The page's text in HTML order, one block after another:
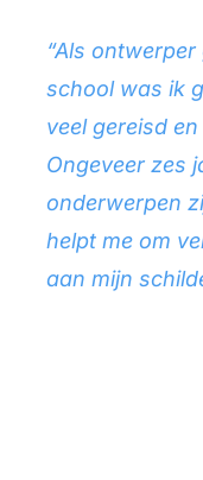
“Als
school was ik
veel gereisd
Ongeveer zes
onderwerpen
helpt me om
aan mijn